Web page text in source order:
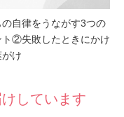
自律をうながす3つの
ト②失敗したときにかけ
け
しています